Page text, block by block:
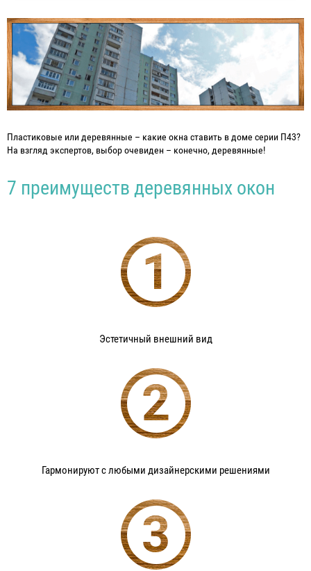
Пластиковые или деревянные – какие окна ставить в доме серии П43?
На взгляд экспертов, выбор очевиден – конечно, деревянные!
7 преимуществ деревянных окон
Эстетичный внешний вид
Гармонируют с любыми дизайнерскими решениями